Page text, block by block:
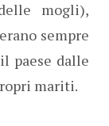
mogli),
sempre
paese dalle
mariti.